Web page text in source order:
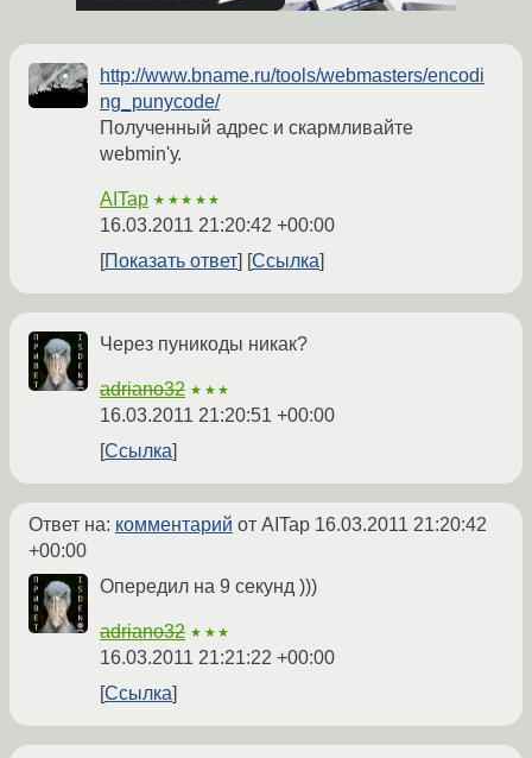
http://www.bname.ru/tools/webmasters/encodi
ng_punycode/
Полученный адрес и скармливайте
webmin'у.
AITap ★★★★★
16.03.2011 21:20:42 +00:00
Показать ответ
Ссылка
Через пуникоды никак?
adriano32 ★★★
16.03.2011 21:20:51 +00:00
Ссылка
Ответ на: комментарий от AITap 16.03.2011 21:20:42
+00:00
Опередил на 9 секунд )))
adriano32 ★★★
16.03.2011 21:21:22 +00:00
Ссылка